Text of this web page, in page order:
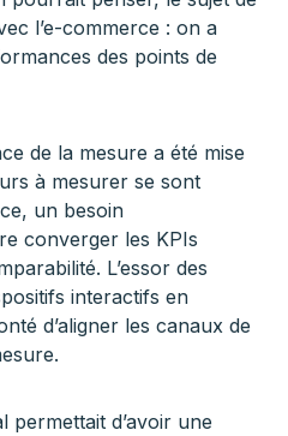
l’e-commerce : on a
des points de
de la mesure a été mise
à mesurer se sont
un besoin
converger les KPIs
L’essor des
interactifs en
d’aligner les canaux de
permettait d’avoir une